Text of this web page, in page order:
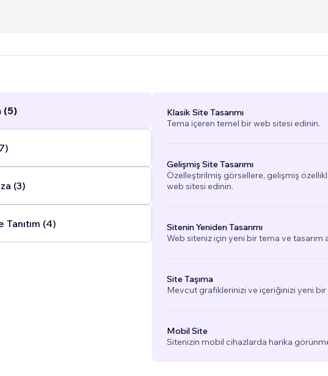
(5)
(3)
Tanıtım (4)
Klasik Site Tasarımı
Tema içeren temel bir web sitesi edinin.
Gelişmiş Site Tasarımı
Özelleştirilmiş görsellere, gelişmiş
web sitesi edinin.
Sitenin Yeniden Tasarımı
Web siteniz için yeni bir tema ve tasarım
Site Taşıma
Mevcut grafiklerinizi ve içeriğinizi yeni bir
Mobil Site
Sitenizin mobil cihazlarda harika